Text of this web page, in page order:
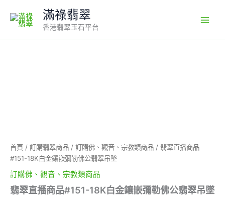
content
滿祿翡翠
香港翡翠玉石平台
首頁 / 訂購翡翠商品 / 訂購佛、觀音、宗教類商品 / 翡翠直播商品
#151-18K白金鑲嵌彌勒佛公翡翠吊墜
訂購佛、觀音、宗教類商品
翡翠直播商品#151-18K白金鑲嵌彌勒佛公翡翠吊墜
金
鑲
嵌
彌
勒